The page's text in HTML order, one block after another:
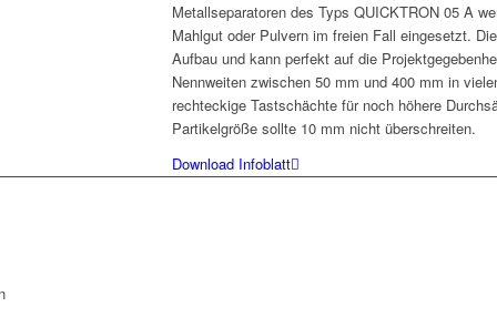
Metallseparatoren des Typs QUICKTRON 05 A
Mahlgut oder Pulvern im freien Fall eingesetzt.
Aufbau und kann perfekt auf die
Nennweiten zwischen 50 mm und 400 mm in
rechteckige Tastschächte für noch höhere
Partikelgröße sollte 10 mm nicht überschreiten.
Download Infoblatt